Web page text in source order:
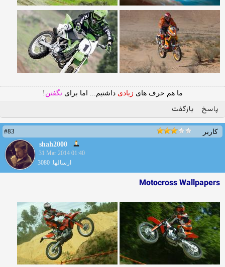
ما هم حرف های زیادی داشتیم... اما برای نگفتن !
پاسخ بازگفت
کاربر
#83
shah2000
31 Mar 2014 01:40
ارسالها: 3080
Motocross Wallpapers